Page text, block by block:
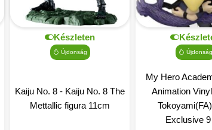
Készleten
Újdonság
Kaiju No. 8 - Kaiju No. 8 The
Mettallic figura 11cm
Újdonság
My Hero
Animation
Exclusive